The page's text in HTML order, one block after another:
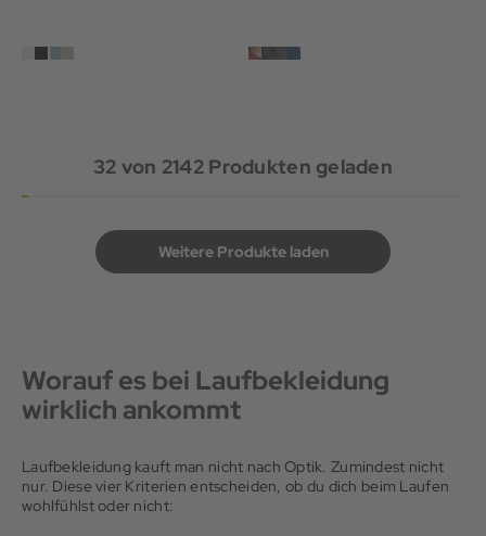
32 von 2142 Produkten geladen
Weitere Produkte laden
Worauf es bei Laufbekleidung
wirklich ankommt
Laufbekleidung kauft man nicht nach Optik. Zumindest nicht
nur. Diese vier Kriterien entscheiden, ob du dich beim Laufen
wohlfühlst oder nicht: